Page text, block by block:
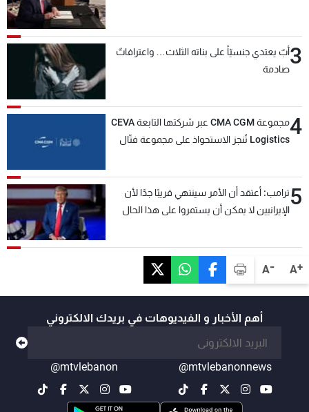
A+
A-
3أبٌ يعتدي جنسيّاً على بناته الثلاث… واعترافاتٌ
صادمة
4
مجموعة CMA CGM عبر شركتها التابعة CEVA
Logistics تُنجز الاستحواذ على مجموعة فتّال
5ترامب: أعتقد أن الأمر سينتهي قريبًا جدًا لأن
الإيرانيين لا يمكن أن يستمروا على هذا الحال
أهم الأخبار و الفيديوهات في بريدك الالكتروني
@mtvlebanonnews
@mtvlebanon